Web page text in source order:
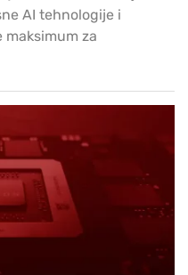
AI tehnologije i
za